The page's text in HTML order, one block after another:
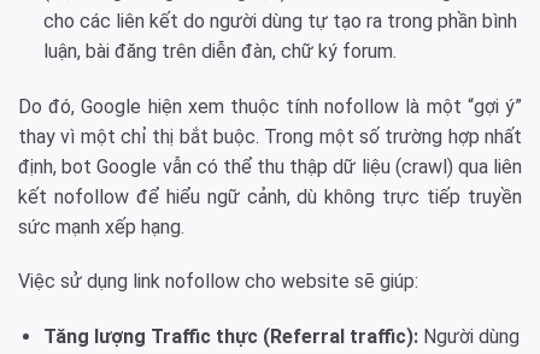
cho các liên kết do người dùng tự tạo ra trong phần bình
luận, bài đăng trên diễn đàn, chữ ký forum.
Do đó, Google hiện xem thuộc tính nofollow là một “gợi ý”
thay vì một chỉ thị bắt buộc. Trong một số trường hợp nhất
định, bot Google vẫn có thể thu thập dữ liệu (crawl) qua liên
kết nofollow để hiểu ngữ cảnh, dù không trực tiếp truyền
sức mạnh xếp hạng.
Việc sử dụng link nofollow cho website sẽ giúp:
Tăng lượng Traffic thực (Referral traffic):Người dùng